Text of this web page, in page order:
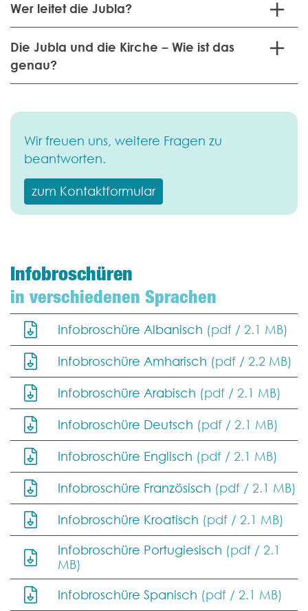
Wer leitet die Jubla?
Die Jubla und die Kirche – Wie ist das
genau?
Wir freuen uns, weitere Fragen zu
beantworten.
zum Kontaktformular
Infobroschüren
in verschiedenen Sprachen
Infobroschüre Albanisch (pdf / 2.1 MB)
Infobroschüre Amharisch (pdf / 2.2 MB)
Infobroschüre Arabisch (pdf / 2.1 MB)
Infobroschüre Deutsch (pdf / 2.1 MB)
Infobroschüre Englisch (pdf / 2.1 MB)
Infobroschüre Französisch (pdf / 2.1 MB)
Infobroschüre Kroatisch (pdf / 2.1 MB)
Infobroschüre Portugiesisch (pdf / 2.1
MB)
Infobroschüre Spanisch (pdf / 2.1 MB)